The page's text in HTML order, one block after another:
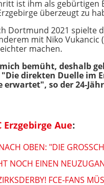
ist ihm als
überzeugt zu
Dortmund 2021 spielte
mit Niko Vukancic
machen.
bemüht, deshalb
direkten Duelle im
so der 24-
Erzgebirge Aue:
OBEN: "DIE
NOCH EINEN
FCE-FANS